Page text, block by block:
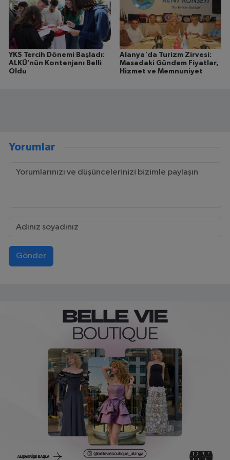
YKS Tercih Dönemi Başladı:
ALKÜ’nün Kontenjanı Belli
Oldu
Alanya'da Turizm Zirvesi:
Masadaki Gündem Fiyatlar,
Hizmet ve Memnuniyet
Yorumlar
Gönder